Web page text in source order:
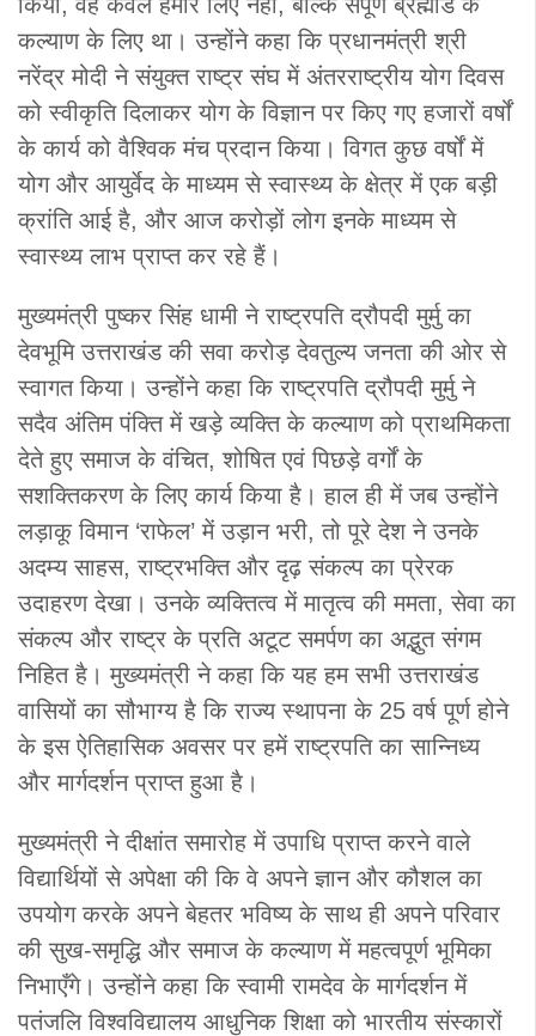
कल्याण के लिए था। उन्होंने कहा कि प्रधानमंत्री श्री
नरेंद्र मोदी ने संयुक्त राष्ट्र संघ में अंतरराष्ट्रीय योग दिवस
को स्वीकृति दिलाकर योग के विज्ञान पर किए गए हजारों वर्षों
के कार्य को वैश्विक मंच प्रदान किया। विगत कुछ वर्षों में
योग और आयुर्वेद के माध्यम से स्वास्थ्य के क्षेत्र में एक बड़ी
क्रांति आई है, और आज करोड़ों लोग इनके माध्यम से
स्वास्थ्य लाभ प्राप्त कर रहे हैं।
मुख्यमंत्री पुष्कर सिंह धामी ने राष्ट्रपति द्रौपदी मुर्मु का
देवभूमि उत्तराखंड की सवा करोड़ देवतुल्य जनता की ओर से
स्वागत किया। उन्होंने कहा कि राष्ट्रपति द्रौपदी मुर्मु ने
सदैव अंतिम पंक्ति में खड़े व्यक्ति के कल्याण को प्राथमिकता
देते हुए समाज के वंचित, शोषित एवं पिछड़े वर्गों के
सशक्तिकरण के लिए कार्य किया है। हाल ही में जब उन्होंने
लड़ाकू विमान ‘राफेल’ में उड़ान भरी, तो पूरे देश ने उनके
अदम्य साहस, राष्ट्रभक्ति और दृढ़ संकल्प का प्रेरक
उदाहरण देखा। उनके व्यक्तित्व में मातृत्व की ममता, सेवा का
संकल्प और राष्ट्र के प्रति अटूट समर्पण का अद्भुत संगम
निहित है। मुख्यमंत्री ने कहा कि यह हम सभी उत्तराखंड
वासियों का सौभाग्य है कि राज्य स्थापना के 25 वर्ष पूर्ण होने
के इस ऐतिहासिक अवसर पर हमें राष्ट्रपति का सान्निध्य
और मार्गदर्शन प्राप्त हुआ है।
मुख्यमंत्री ने दीक्षांत समारोह में उपाधि प्राप्त करने वाले
विद्यार्थियों से अपेक्षा की कि वे अपने ज्ञान और कौशल का
उपयोग करके अपने बेहतर भविष्य के साथ ही अपने परिवार
की सुख-समृद्धि और समाज के कल्याण में महत्वपूर्ण भूमिका
निभाएँगे। उन्होंने कहा कि स्वामी रामदेव के मार्गदर्शन में
पतंजलि विश्वविद्यालय आधुनिक शिक्षा को भारतीय संस्कारों